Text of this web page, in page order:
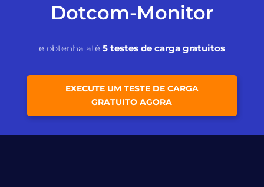
Dotcom-Monitor
e obtenha até 5 testes de carga gratuitos
EXECUTE UM TESTE DE CARGA
GRATUITO AGORA